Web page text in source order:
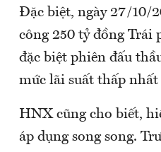
Đặc biệt, ngày 27/10/
công 250 tỷ đồng Trái
đặc biệt phiên đấu
mức lãi suất thấp
HNX cũng cho biết,
áp dụng song song.